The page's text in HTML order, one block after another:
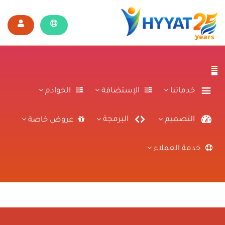
خدماتنا الإستضافة الخوادم
التصميم البرمجة عروض خاصة
خدمة العملاء